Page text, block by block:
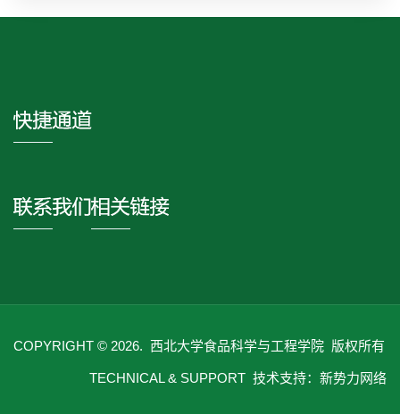
COPYRIGHT © 2026. 西北大学食品科学与工程学院 版权所有
TECHNICAL & SUPPORT 技术支持：新势力网络